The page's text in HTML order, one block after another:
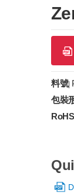
料號|
包裝
RoHS